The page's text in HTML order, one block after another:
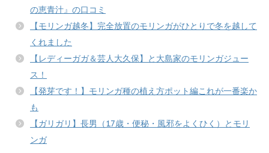
の恵青汁』の口コミ
【モリンガ越冬】完全放置のモリンガがひとりで冬を越して
くれました
【レディーガガ＆芸人大久保】と大島家のモリンガジュー
ス！
【発芽です！】モリンガ種の植え方ポット編これが一番楽か
も
【ガリガリ】長男（17歳・便秘・風邪をよくひく）とモリ
ンガ